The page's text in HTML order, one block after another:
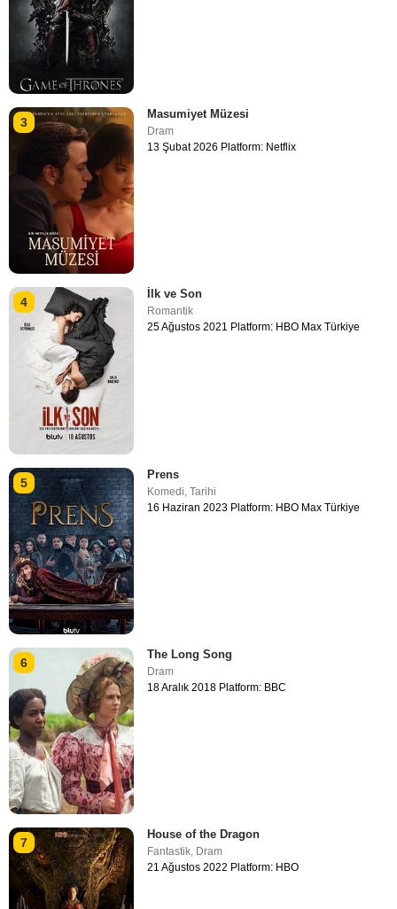
3
Masumiyet Müzesi
Dram
13 Şubat 2026 Platform: Netflix
4
İlk ve Son
Romantik
25 Ağustos 2021 Platform: HBO Max Türkiye
5
Prens
Komedi ,Tarihi
16 Haziran 2023 Platform: HBO Max Türkiye
6
The Long Song
Dram
18 Aralık 2018 Platform: BBC
7
House of the Dragon
Fantastik, Dram
21 Ağustos 2022 Platform: HBO